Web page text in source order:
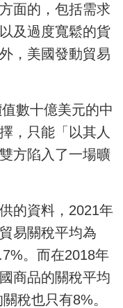
面的，包括需求
及過度寬鬆的貨
，美國發動貿易
數十億美元的中
，只能「以其人
方陷入了一場曠
的資料，2021年
易關稅平均為
。而在2018年
商品的關稅平均
稅也只有8%。